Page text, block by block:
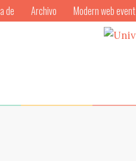
de Archivo Modern web event